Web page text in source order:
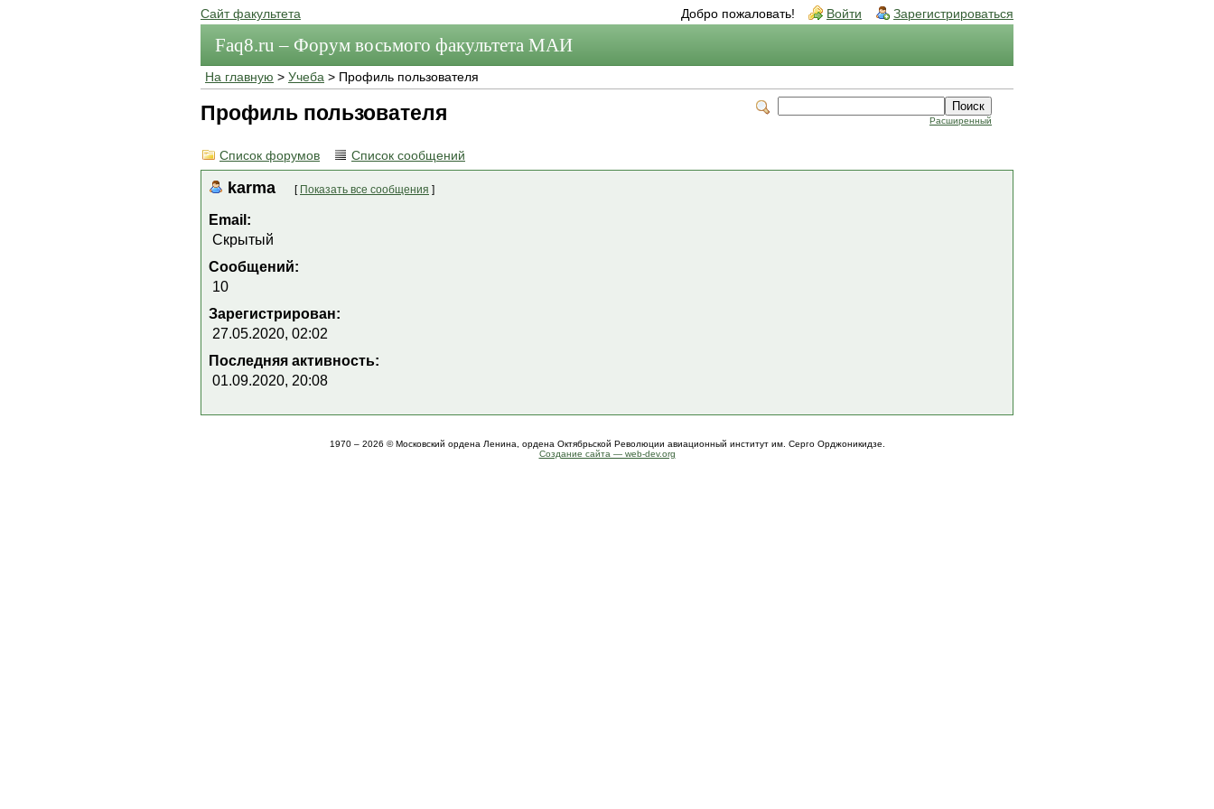
Сайт факультета Добро пожаловать! Войти Зарегистрироваться
Faq8.ru – Форум восьмого факультета МАИ
На главную > Учеба > Профиль пользователя
Расширенный
Профиль пользователя
Список форумов Список сообщений
karma [ Показать все сообщения ]
Email:
Скрытый
Сообщений:
10
Зарегистрирован:
27.05.2020, 02:02
Последняя активность:
01.09.2020, 20:08
1970 – 2026 © Московский ордена Ленина, ордена Октябрьской Революции авиационный институт им. Серго Орджоникидзе.
Создание сайта — web-dev.org